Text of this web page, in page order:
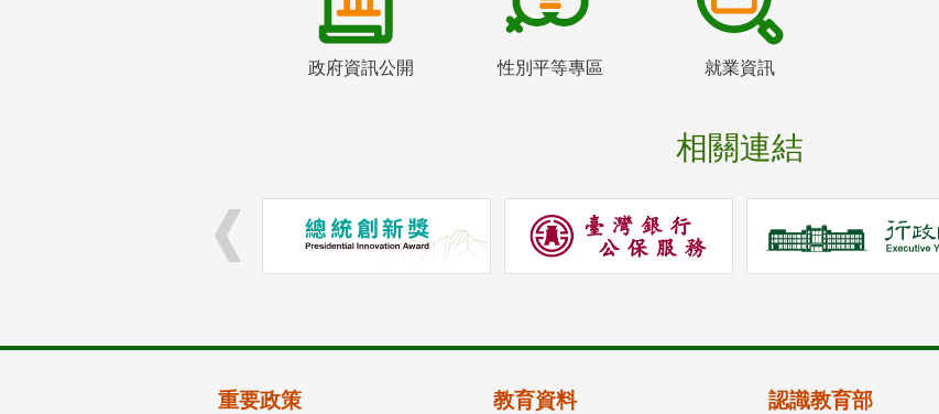
政府資訊公開 性別平等專區 就業資訊
相關連結
重要政策 教育資料 認識教育部